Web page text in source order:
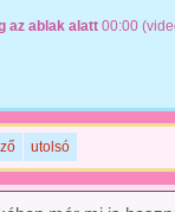
az ablak alatt 00:00
utolsó